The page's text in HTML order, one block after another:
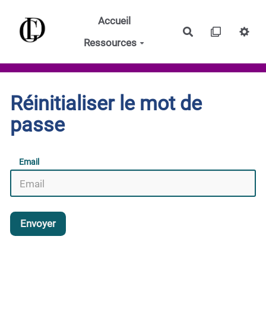
Aller au contenu principal
Accueil
Ressources
Rechercher
Réinitialiser le mot de
passe
Email
Envoyer